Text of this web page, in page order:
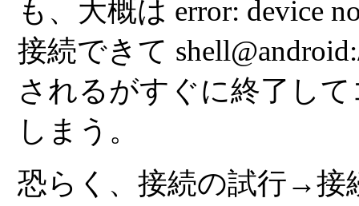
も、大概は error: device
接続できて
されるがすぐに終了し
しまう。
恐らく、接続の試行→